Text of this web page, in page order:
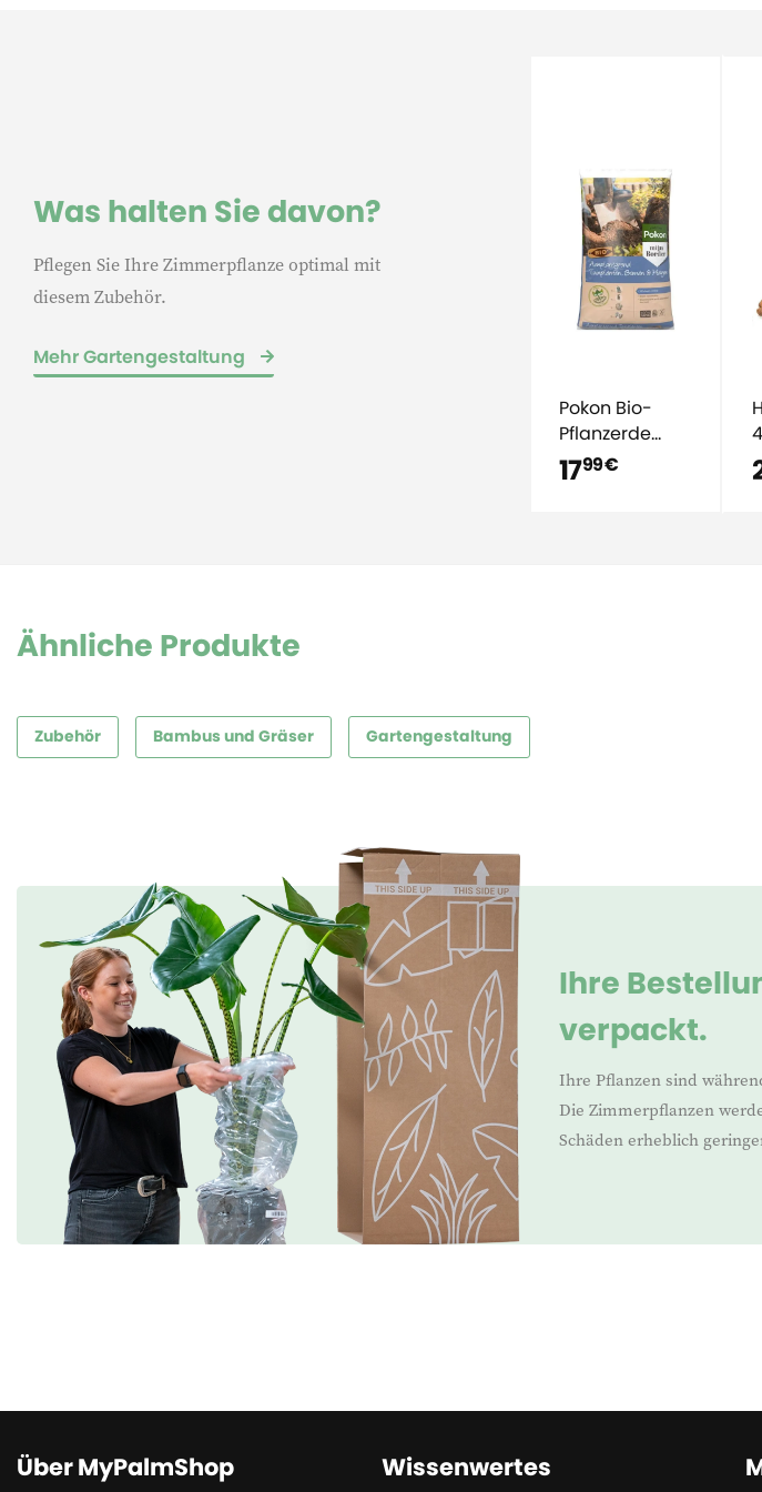
Was halten Sie davon?
Pflegen Sie Ihre Zimmerpflanze optimal mit
diesem Zubehör.
Mehr Gartengestaltung
Pokon Bio-
Pflanzerde
(Torffrei) 30 L
1799 €
Ähnliche Produkte
Zubehör Bambus und Gräser Gartengestaltung
Ihre
verpackt.
Ihre Pflanzen sind
Die Zimmerpflanzen
Schäden erheblich
Über MyPalmShop Wissenwertes